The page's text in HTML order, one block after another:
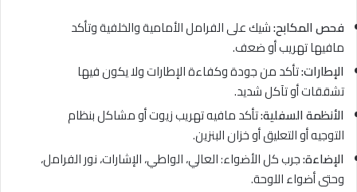
فحص المكابح:شيك على الفرامل الأمامية والخلفية وتأكد
مافيها تهريب أو ضعف.
الإطارات:تأكد من جودة وكفاءة الإطارات ولا يكون فيها
تشققات أو تآكل شديد.
الأنظمة السفلية:تأكد مافيه تهريب زيوت أو مشاكل بنظام
التوجيه أو التعليق أو خزان البنزين.
الإضاءة:جرب كل الأضواء: العالي، الواطي، الإشارات، نور الفرامل،
وحتى أضواء اللوحة.